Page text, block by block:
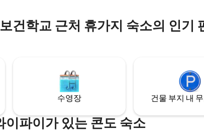
건학교 근처 휴가지 숙소의 인기
수영장 건물 부지 내
이파이가 있는 콘도 숙소